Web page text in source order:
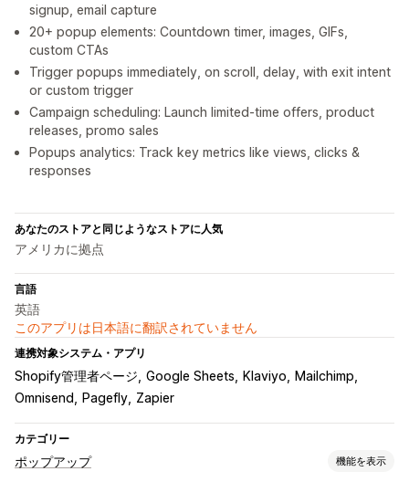
signup, email capture
20+ popup elements: Countdown timer, images, GIFs,
custom CTAs
Trigger popups immediately, on scroll, delay, with exit intent
or custom trigger
Campaign scheduling: Launch limited-time offers, product
releases, promo sales
Popups analytics: Track key metrics like views, clicks &
responses
あなたのストアと同じようなストアに人気
アメリカに拠点
言語
英語
このアプリは日本語に翻訳されていません
連携対象システム・アプリ
Shopify管理者ページ Google Sheets Klaviyo
Mailchimp
Omnisend
Pagefly Zapier
カテゴリー
ポップアップ 機能を表示